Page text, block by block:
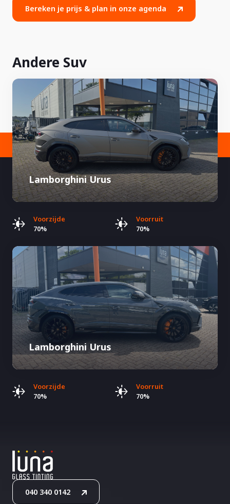
Bereken je prijs & plan in onze agenda
Andere Suv
Lamborghini Urus
Voorzijde
70%
Voorruit
70%
Lamborghini Urus
Voorzijde
70%
Voorruit
70%
040 340 0142